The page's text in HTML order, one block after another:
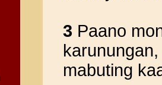
3 Paano
mabuting